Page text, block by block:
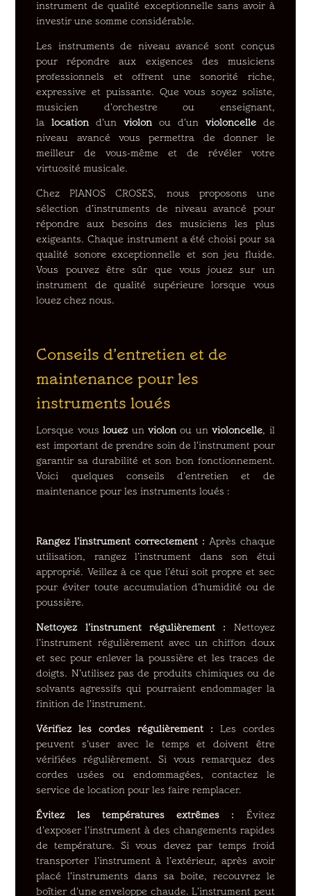
instrument de qualité exceptionnelle sans avoir à
investir une somme considérable.
Les instruments de niveau avancé sont conçus
pour répondre aux exigences des musiciens
professionnels et offrent une sonorité riche,
expressive et puissante. Que vous soyez soliste,
musicien d’orchestre ou enseignant,
la
location d’un violon ou d’un violoncelle
de
niveau avancé vous permettra de donner le
meilleur de vous-même et de révéler votre
virtuosité musicale.
Chez PIANOS CROSES, nous proposons une
sélection d’instruments de niveau avancé pour
répondre aux besoins des musiciens les plus
exigeants. Chaque instrument a été choisi pour sa
qualité sonore exceptionnelle et son jeu fluide.
Vous pouvez être sûr que vous jouez sur un
instrument de qualité supérieure lorsque vous
louez chez nous.
Conseils d’entretien et de
maintenance pour les
instruments loués
Lorsque vous louez un violon ou un violoncelle, il
est important de prendre soin de l’instrument pour
garantir sa durabilité et son bon fonctionnement.
Voici quelques conseils d’entretien et de
maintenance pour les instruments loués :
Rangez l’instrument correctement : Après chaque
utilisation, rangez l’instrument dans son étui
approprié. Veillez à ce que l’étui soit propre et sec
pour éviter toute accumulation d’humidité ou de
poussière.
Nettoyez l’instrument régulièrement :
Nettoyez
l’instrument régulièrement avec un chiffon doux
et sec pour enlever la poussière et les traces de
doigts. N’utilisez pas de produits chimiques ou de
solvants agressifs qui pourraient endommager la
finition de l’instrument.
Vérifiez les cordes régulièrement :
Les cordes
peuvent s’user avec le temps et doivent être
vérifiées régulièrement. Si vous remarquez des
cordes usées ou endommagées, contactez le
service de location pour les faire remplacer.
Évitez les températures extrêmes :
Évitez
d’exposer l’instrument à des changements rapides
de température. Si vous devez par temps froid
transporter l’instrument à l’extérieur, après avoir
placé l’instruments dans sa boite, recouvrez le
boîtier d’une enveloppe chaude. L’instrument peut